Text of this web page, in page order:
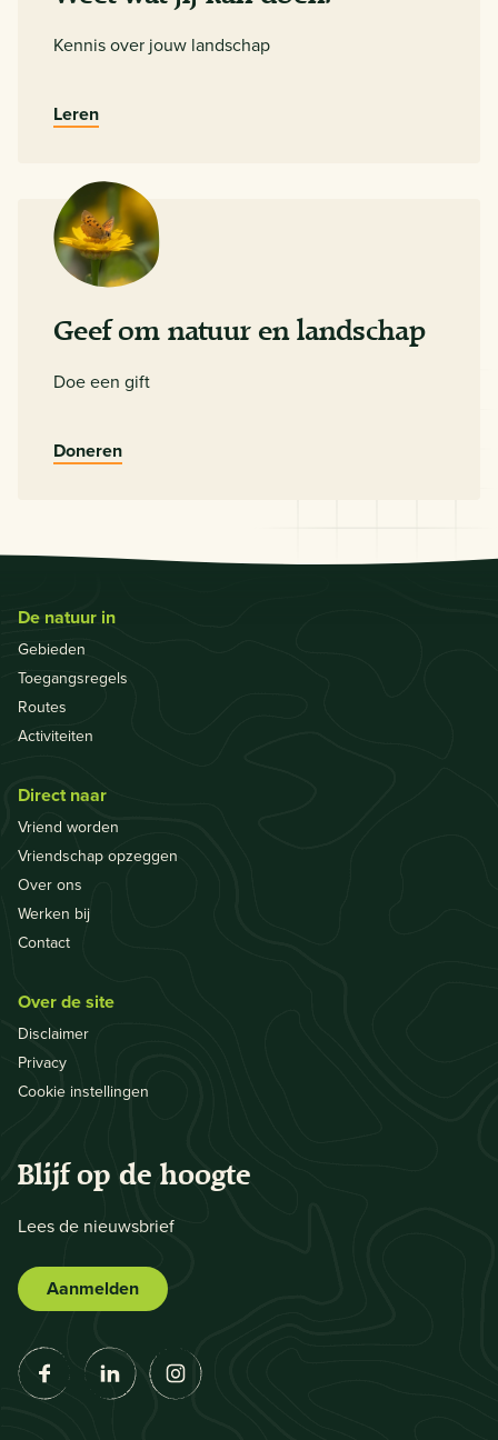
Kennis over jouw landschap
Leren
Geef om natuur en landschap
Doe een gift
Doneren
De natuur in
Gebieden
Toegangsregels
Routes
Activiteiten
Direct naar
Vriend worden
Vriendschap opzeggen
Over ons
Werken bij
Contact
Over de site
Disclaimer
Privacy
Cookie instellingen
Blijf op de hoogte
Lees de nieuwsbrief
Aanmelden